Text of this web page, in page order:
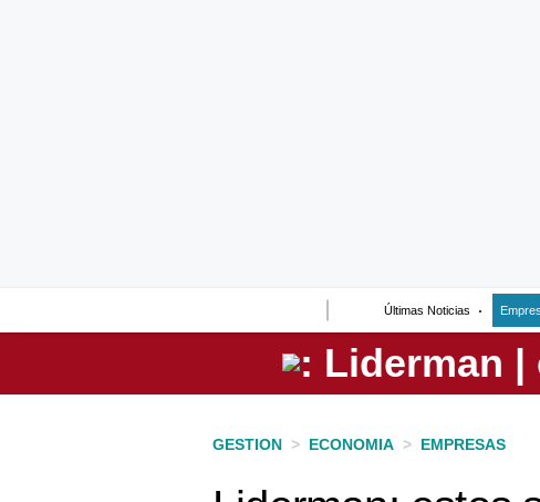
Últimas Noticias
Perú
GESTION > ECONOMIA > EMPRESAS